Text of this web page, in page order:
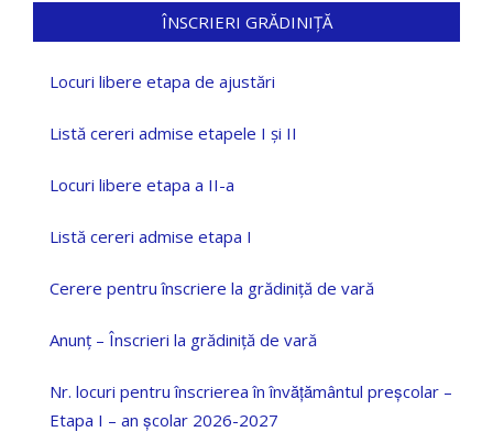
ÎNSCRIERI GRĂDINIȚĂ
Locuri libere etapa de ajustări
Listă cereri admise etapele I și II
Locuri libere etapa a II-a
Listă cereri admise etapa I
Cerere pentru înscriere la grădiniță de vară
Anunț – Înscrieri la grădiniță de vară
Nr. locuri pentru înscrierea în învățământul preșcolar –
Etapa I – an școlar 2026-2027